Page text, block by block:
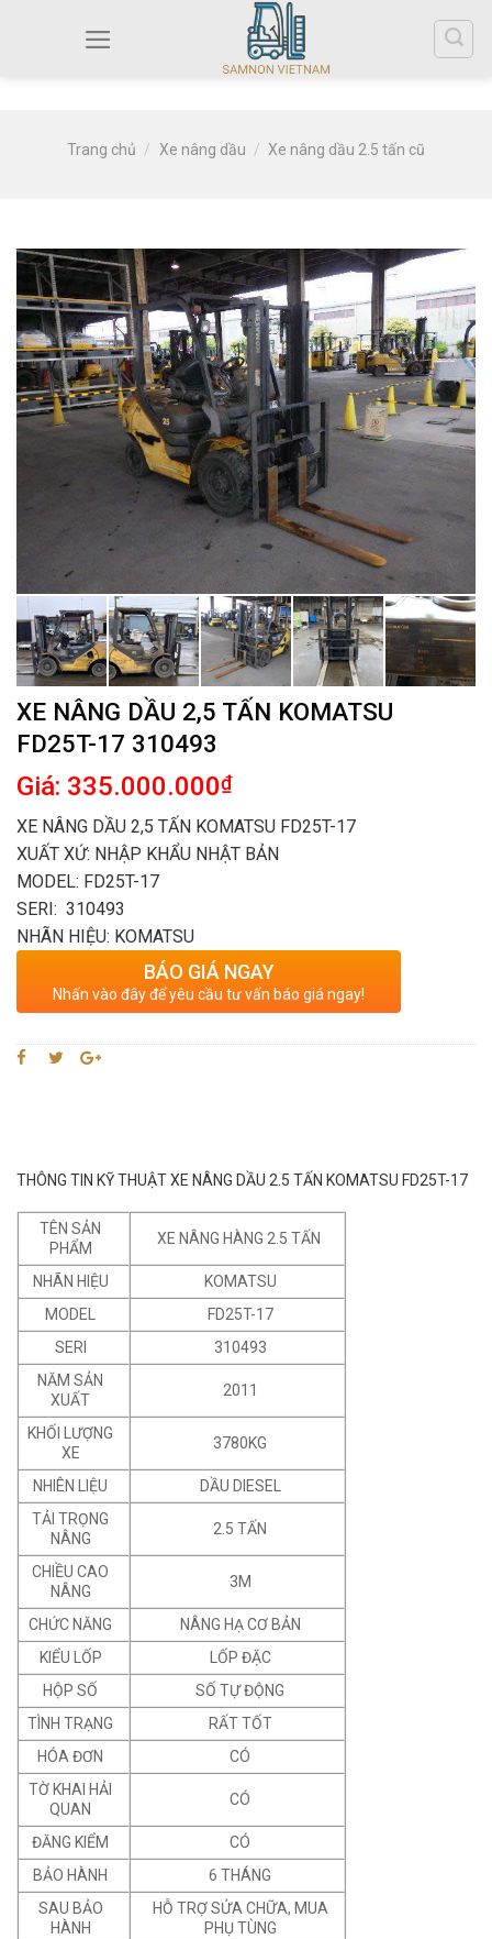
Trang chủ / Xe nâng dầu / Xe nâng dầu 2.5 tấn cũ
XE NÂNG DẦU 2,5 TẤN KOMATSU
FD25T-17 310493
Giá: 335.000.000₫
XE NÂNG DẦU 2,5 TẤN KOMATSU FD25T-17
XUẤT XỨ: NHẬP KHẨU NHẬT BẢN
MODEL: FD25T-17
SERI: 310493
NHÃN HIỆU: KOMATSU
BÁO GIÁ NGAY
Nhấn vào đây để yêu cầu tư vấn báo giá ngay!
THÔNG TIN KỸ THUẬT XE NÂNG DẦU 2.5 TẤN KOMATSU FD25T-17
TÊN SẢN
PHẨM
XE NÂNG HÀNG 2.5 TẤN
NHÃN HIỆU
KOMATSU
MODEL
FD25T-17
SERI
310493
NĂM SẢN
XUẤT
2011
KHỐI LƯỢNG
XE
3780KG
NHIÊN LIỆU
DẦU DIESEL
TẢI TRỌNG
NÂNG
2.5 TẤN
CHIỀU CAO
NÂNG
3M
CHỨC NĂNG
NÂNG HẠ CƠ BẢN
KIỂU LỐP
LỐP ĐẶC
HỘP SỐ
SỐ TỰ ĐỘNG
TÌNH TRẠNG
RẤT TỐT
HÓA ĐƠN
CÓ
TỜ KHAI HẢI
QUAN
CÓ
ĐĂNG KIỂM
CÓ
BẢO HÀNH
6 THÁNG
SAU BẢO
HÀNH
HỖ TRỢ SỬA CHỮA, MUA
PHỤ TÙNG